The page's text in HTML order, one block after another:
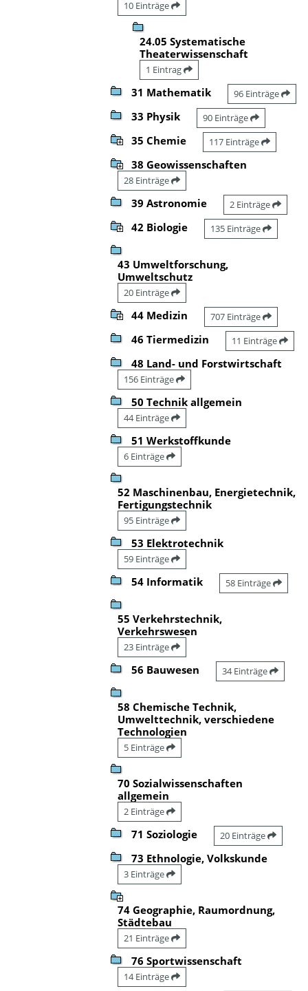
10 Einträge
24.05 Systematische
Theaterwissenschaft
1 Eintrag
31 Mathematik 96 Einträge
33 Physik 90 Einträge
35 Chemie 117 Einträge
38 Geowissenschaften
28 Einträge
39 Astronomie 2 Einträge
42 Biologie 135 Einträge
43 Umweltforschung,
Umweltschutz
20 Einträge
44 Medizin 707 Einträge
46 Tiermedizin 11 Einträge
48 Land- und Forstwirtschaft
156 Einträge
50 Technik allgemein
44 Einträge
51 Werkstoffkunde
6 Einträge
52 Maschinenbau, Energietechnik,
Fertigungstechnik
95 Einträge
53 Elektrotechnik
59 Einträge
54 Informatik 58 Einträge
55 Verkehrstechnik,
Verkehrswesen
23 Einträge
56 Bauwesen 34 Einträge
58 Chemische Technik,
Umwelttechnik, verschiedene
Technologien
5 Einträge
70 Sozialwissenschaften
allgemein
2 Einträge
71 Soziologie 20 Einträge
73 Ethnologie, Volkskunde
3 Einträge
74 Geographie, Raumordnung,
Städtebau
21 Einträge
76 Sportwissenschaft
14 Einträge